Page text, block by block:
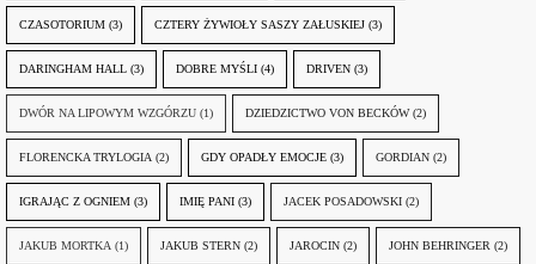
CZASOTORIUM (3) CZTERY ŻYWIOŁY SASZY ZAŁUSKIEJ (3)
DARINGHAM HALL (3) DOBRE MYŚLI (4) DRIVEN (3)
DWÓR NA LIPOWYM WZGÓRZU (1) DZIEDZICTWO VON BECKÓW (2)
FLORENCKA TRYLOGIA (2) GDY OPADŁY EMOCJE (3) GORDIAN (2)
IGRAJĄC Z OGNIEM (3) IMIĘ PANI (3) JACEK POSADOWSKI (2)
JAKUB MORTKA (1) JAKUB STERN (2) JAROCIN (2) JOHN BEHRINGER (2)